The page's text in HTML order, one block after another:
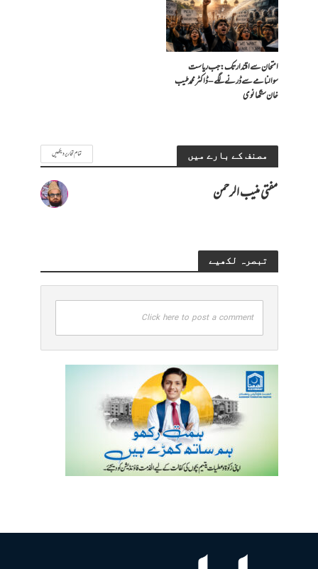
امتحان سے اقتدار تک: جب ریاست
سوالنامے سے ڈرنے لگے – ڈاکٹر محمد طیب
خان سنگھانوی
مصنف کے بارے میں تمام تحاریر دیکھیں
مفتی منیب الرحمن
تبصرہ لکھیے
Click here to post a comment